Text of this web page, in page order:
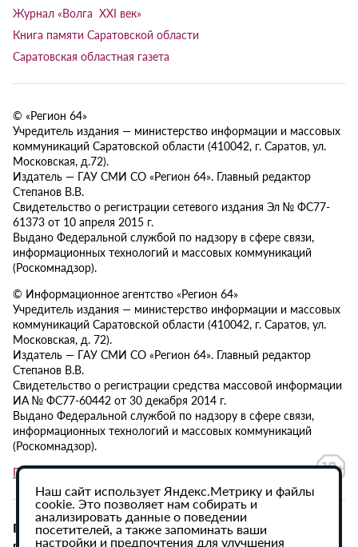
Журнал «Волга XXI век»
Книга памяти Саратовской области
Саратовская областная газета
© «Регион 64»
Учредитель издания — министерство информации и массовых
коммуникаций Саратовской области (410042, г. Саратов, ул.
Московская, д.72).
Издатель — ГАУ СМИ СО «Регион 64». Главный редактор
Степанов В.В.
Свидетельство о регистрации сетевого издания Эл № ФС77-
61373 от 10 апреля 2015 г.
Выдано Федеральной службой по надзору в сфере связи,
информационных технологий и массовых коммуникаций
(Роскомнадзор).
© Информационное агентство «Регион 64»
Учредитель издания — министерство информации и массовых
коммуникаций Саратовской области (410042, г. Саратов, ул.
Московская, д. 72).
Издатель — ГАУ СМИ СО «Регион 64». Главный редактор
Степанов В.В.
Свидетельство о регистрации средства массовой информации
ИА № ФС77-60442 от 30 декабря 2014 г.
Выдано Федеральной службой по надзору в сфере связи,
информационных технологий и массовых коммуникаций
(Роскомнадзор).
Политика в отношении обработки персональных данных
При использовании материалов сайта активная
Наш сайт использует Яндекс.Метрику и файлы
cookie. Это позволяет нам собирать и
анализировать данные о поведении
посетителей, а также запоминать ваши
настройки и предпочтения для улучшения